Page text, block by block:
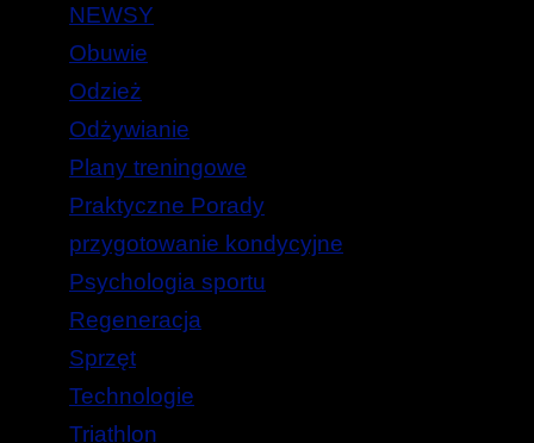
NEWSY
Obuwie
Odzież
Odżywianie
Plany treningowe
Praktyczne Porady
przygotowanie kondycyjne
Psychologia sportu
Regeneracja
Sprzęt
Technologie
Triathlon